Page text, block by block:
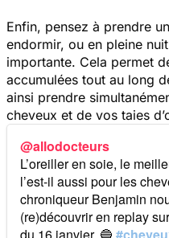
Enfin, pensez à prendre
endormir, ou en pleine
importante. Cela permet
accumulées tout au long
ainsi prendre
cheveux et de vos taies
@allodocteurs
L’oreiller en soie, le
l’est-il aussi pour les
chroniqueur Benjamin
(re)découvrir en replay